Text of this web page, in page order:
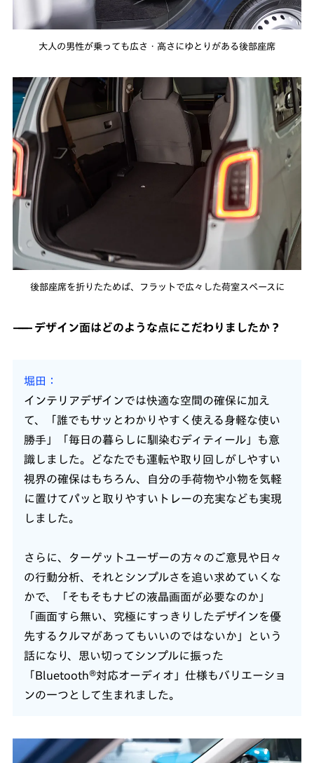
大人の男性が乗っても広さ・高さにゆとりがある後部座席
後部座席を折りたためば、フラットで広々した荷室スペースに
デザイン面はどのような点にこだわりましたか？
堀田
インテリアデザインでは快適な空間の確保に加え
て、「誰でもサッとわかりやすく使える身軽な使い
勝手」「毎日の暮らしに馴染むディティール」も意
識しました。どなたでも運転や取り回しがしやすい
視界の確保はもちろん、自分の手荷物や小物を気軽
に置けてパッと取りやすいトレーの充実なども実現
しました。
さらに、ターゲットユーザーの方々のご意見や日々
の行動分析、それとシンプルさを追い求めていくな
かで、「そもそもナビの液晶画面が必要なのか」
「画面すら無い、究極にすっきりしたデザインを優
先するクルマがあってもいいのではないか」という
話になり、思い切ってシンプルに振った
「Bluetooth®対応オーディオ」仕様もバリエーショ
ンの一つとして生まれました。